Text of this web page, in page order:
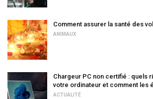
Comment assurer la santé des
ANIMAUX
Chargeur PC non certifié : quels
votre ordinateur et comment les
ACTUALITÉ